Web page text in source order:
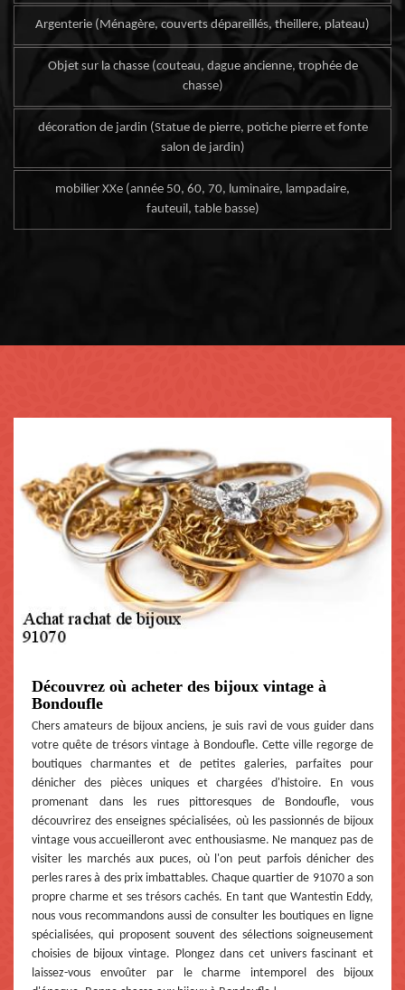
Argenterie (Ménagère, couverts dépareillés, theillere, plateau)
Objet sur la chasse (couteau, dague ancienne, trophée de
chasse)
décoration de jardin (Statue de pierre, potiche pierre et fonte
salon de jardin)
mobilier XXe (année 50, 60, 70, luminaire, lampadaire,
fauteuil, table basse)
Découvrez où acheter des bijoux vintage à
Bondoufle
Chers amateurs de bijoux anciens, je suis ravi de vous guider dans
votre quête de trésors vintage à Bondoufle. Cette ville regorge de
boutiques charmantes et de petites galeries, parfaites pour
dénicher des pièces uniques et chargées d'histoire. En vous
promenant dans les rues pittoresques de Bondoufle, vous
découvrirez des enseignes spécialisées, où les passionnés de bijoux
vintage vous accueilleront avec enthousiasme. Ne manquez pas de
visiter les marchés aux puces, où l'on peut parfois dénicher des
perles rares à des prix imbattables. Chaque quartier de 91070 a son
propre charme et ses trésors cachés. En tant que Wantestin Eddy,
nous vous recommandons aussi de consulter les boutiques en ligne
spécialisées, qui proposent souvent des sélections soigneusement
choisies de bijoux vintage. Plongez dans cet univers fascinant et
laissez-vous envoûter par le charme intemporel des bijoux